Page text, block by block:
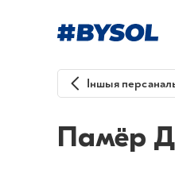
Іншыя
Памёр